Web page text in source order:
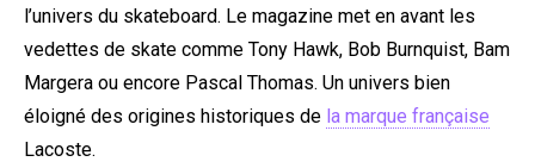
l’univers du skateboard. Le magazine met en avant les
vedettes de skate comme Tony Hawk, Bob Burnquist, Bam
Margera ou encore Pascal Thomas. Un univers bien
éloigné des origines historiques de la marque française
Lacoste.